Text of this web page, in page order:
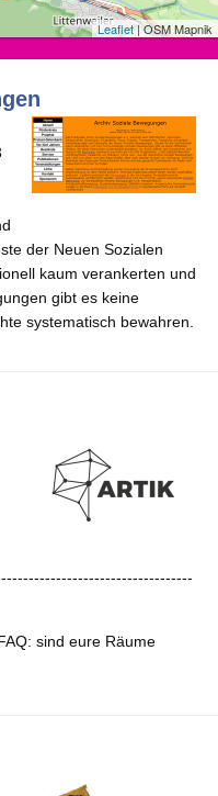
Leaflet| OSM Mapnik
der Neuen Sozialen
kaum verankerten und
gibt es keine
systematisch bewahren.
sind eure Räume